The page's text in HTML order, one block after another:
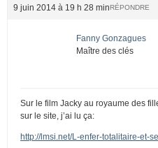
9 juin 2014 à 19 h 28 minRÉPONDRE
Fanny Gonzagues
Maître des clés
Sur le film Jacky au royaume des
sur le site, j’ai lu ça:
http://lmsi.net/L-enfer-totalitaire-et-